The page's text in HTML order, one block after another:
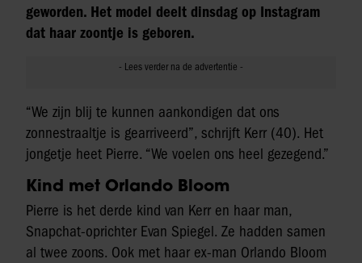
geworden. Het model deelt dinsdag op Instagram
dat haar zoontje is geboren.
“We zijn blij te kunnen aankondigen dat ons
zonnestraaltje is gearriveerd”, schrijft Kerr (40). Het
jongetje heet Pierre. “We voelen ons heel gezegend.”
Kind met Orlando Bloom
Pierre is het derde kind van Kerr en haar man,
Snapchat-oprichter Evan Spiegel. Ze hadden samen
al twee zoons. Ook met haar ex-man Orlando Bloom